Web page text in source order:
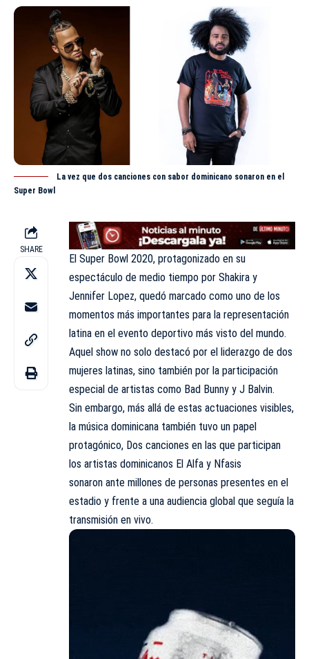
La vez que dos canciones con sabor dominicano sonaron en el
Super Bowl
SHARE
El Super Bowl 2020, protagonizado en su
espectáculo de medio tiempo por Shakira y
Jennifer Lopez, quedó marcado como uno de los
momentos más importantes para la representación
latina en el evento deportivo más visto del mundo.
Aquel show no solo destacó por el liderazgo de dos
mujeres latinas, sino también por la participación
especial de artistas como Bad Bunny y J Balvin.
Sin embargo, más allá de estas actuaciones visibles,
la música dominicana también tuvo un papel
protagónico, Dos canciones en las que participan
los artistas dominicanos El Alfa y Nfasis
sonaron ante millones de personas presentes en el
estadio y frente a una audiencia global que seguía la
transmisión en vivo.